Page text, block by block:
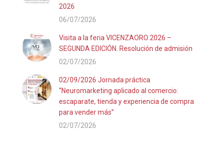
2026
06/07/2026
Visita a la feria VICENZAORO 2026 –
SEGUNDA EDICIÓN. Resolución de admisión
02/07/2026
02/09/2026 Jornada práctica
“Neuromarketing aplicado al comercio:
escaparate, tienda y experiencia de compra
para vender más”
02/07/2026